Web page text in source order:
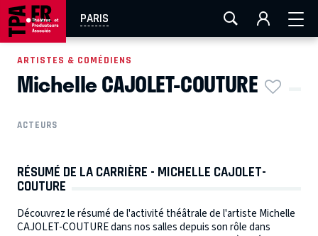
PARIS
AIX-MARSEILLE LA ROCHELLE
EN TOURNÉE
ARTISTES & COMÉDIENS
Michelle CAJOLET-COUTURE
ACTEURS
RÉSUMÉ DE LA CARRIÈRE - MICHELLE CAJOLET-
COUTURE
Découvrez le résumé de l'activité théâtrale de l'artiste Michelle
CAJOLET-COUTURE dans nos salles depuis son rôle dans